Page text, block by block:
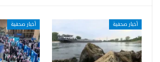
أخبار صحفية أخبار صحفية